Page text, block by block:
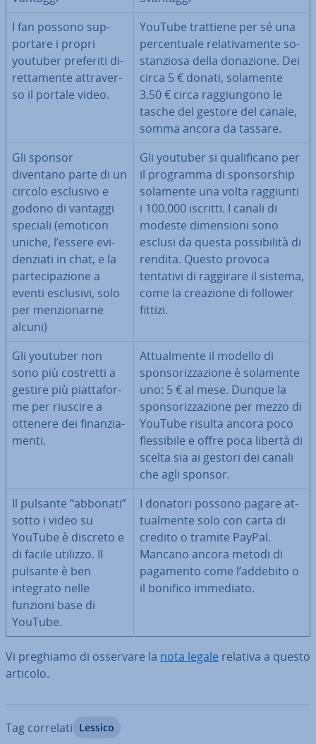
I fan possono sup­
por­ta­re i propri
youtuber preferiti di­
ret­ta­men­te at­tra­ver­
so il portale video.
YouTube trattiene per sé una
per­cen­tua­le re­la­ti­va­men­te so­
stan­zio­sa della donazione. Dei
circa 5 € donati, solamente
3,50 € circa rag­giun­go­no le
tasche del gestore del canale,
somma ancora da tassare.
Gli sponsor
diventano parte di un
circolo esclusivo e
godono di vantaggi
speciali (emoticon
uniche, l’essere evi­
den­zia­ti in chat, e la
par­te­ci­pa­zio­ne a
eventi esclusivi, solo
per men­zio­nar­ne
alcuni)
Gli youtuber si qua­li­fi­ca­no per
il programma di spon­sor­ship
solamente una volta raggiunti
i 100.000 iscritti. I canali di
modeste di­men­sio­ni sono
esclusi da questa pos­si­bi­li­tà di
rendita. Questo provoca
tentativi di raggirare il sistema,
come la creazione di follower
fittizi.
Gli youtuber non
sono più costretti a
gestire più piat­ta­for­
me per riuscire a
ottenere dei fi­nan­zia­
men­ti.
At­tual­men­te il modello di
spon­so­riz­za­zio­ne è solamente
uno: 5 € al mese. Dunque la
spon­so­riz­za­zio­ne per mezzo di
YouTube risulta ancora poco
fles­si­bi­le e offre poca libertà di
scelta sia ai gestori dei canali
che agli sponsor.
Il pulsante “abbonati”
sotto i video su
YouTube è discreto e
di facile utilizzo. Il
pulsante è ben
integrato nelle
funzioni base di
YouTube.
I donatori possono pagare at­
tual­men­te solo con carta di
credito o tramite PayPal.
Mancano ancora metodi di
pagamento come l’addebito o
il bonifico immediato.
Vi preghiamo di osservare la nota legale relativa a questo
articolo.
Tag correlati Lessico